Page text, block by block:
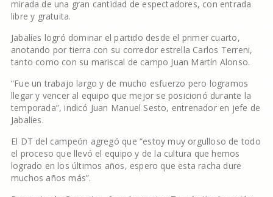
mirada de una gran cantidad de espectadores, con entrada
libre y gratuita.
Jabalíes logró dominar el partido desde el primer cuarto,
anotando por tierra con su corredor estrella Carlos Terreni,
tanto como con su mariscal de campo Juan Martín Alonso.
“Fue un trabajo largo y de mucho esfuerzo pero logramos
llegar y vencer al equipo que mejor se posicionó durante la
temporada”, indicó Juan Manuel Sesto, entrenador en jefe de
Jabalíes.
El DT del campeón agregó que “estoy muy orgulloso de todo
el proceso que llevó el equipo y de la cultura que hemos
logrado en los últimos años, espero que esta racha dure
muchos años más”.